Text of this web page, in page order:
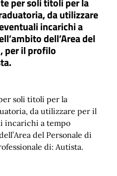
da utilizzare
incarichi a
dell’Area del
per il profilo
soli titoli per la
da utilizzare per il
incarichi a tempo
del Personale di
di: Autista.